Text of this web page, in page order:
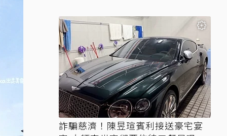
詐騙慈濟！陳昱瑄賓利接送豪宅宴